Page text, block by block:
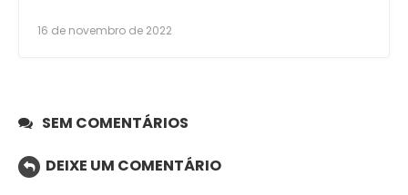
16 de novembro de 2022
SEM COMENTÁRIOS
DEIXE UM COMENTÁRIO